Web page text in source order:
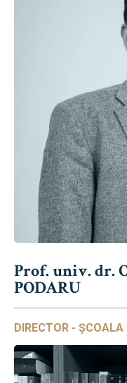
Prof. univ. dr.
PODARU
DIRECTOR -